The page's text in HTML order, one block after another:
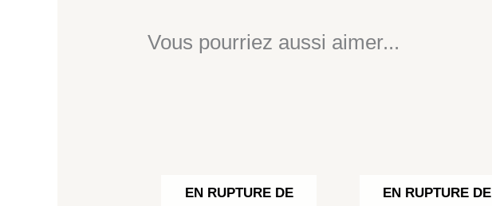
Vous pourriez aussi aimer...
EN RUPTURE DE
EN RUPTURE DE